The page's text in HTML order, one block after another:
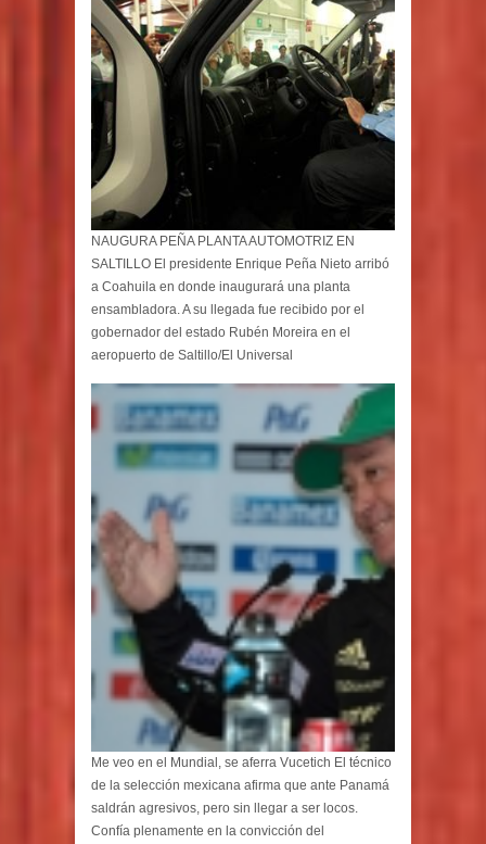
NAUGURA PEÑA PLANTA AUTOMOTRIZ EN
SALTILLO El presidente Enrique Peña Nieto arribó
a Coahuila en donde inaugurará una planta
ensambladora. A su llegada fue recibido por el
gobernador del estado Rubén Moreira en el
aeropuerto de Saltillo/El Universal
Me veo en el Mundial, se aferra Vucetich El técnico
de la selección mexicana afirma que ante Panamá
saldrán agresivos, pero sin llegar a ser locos.
Confía plenamente en la convicción del